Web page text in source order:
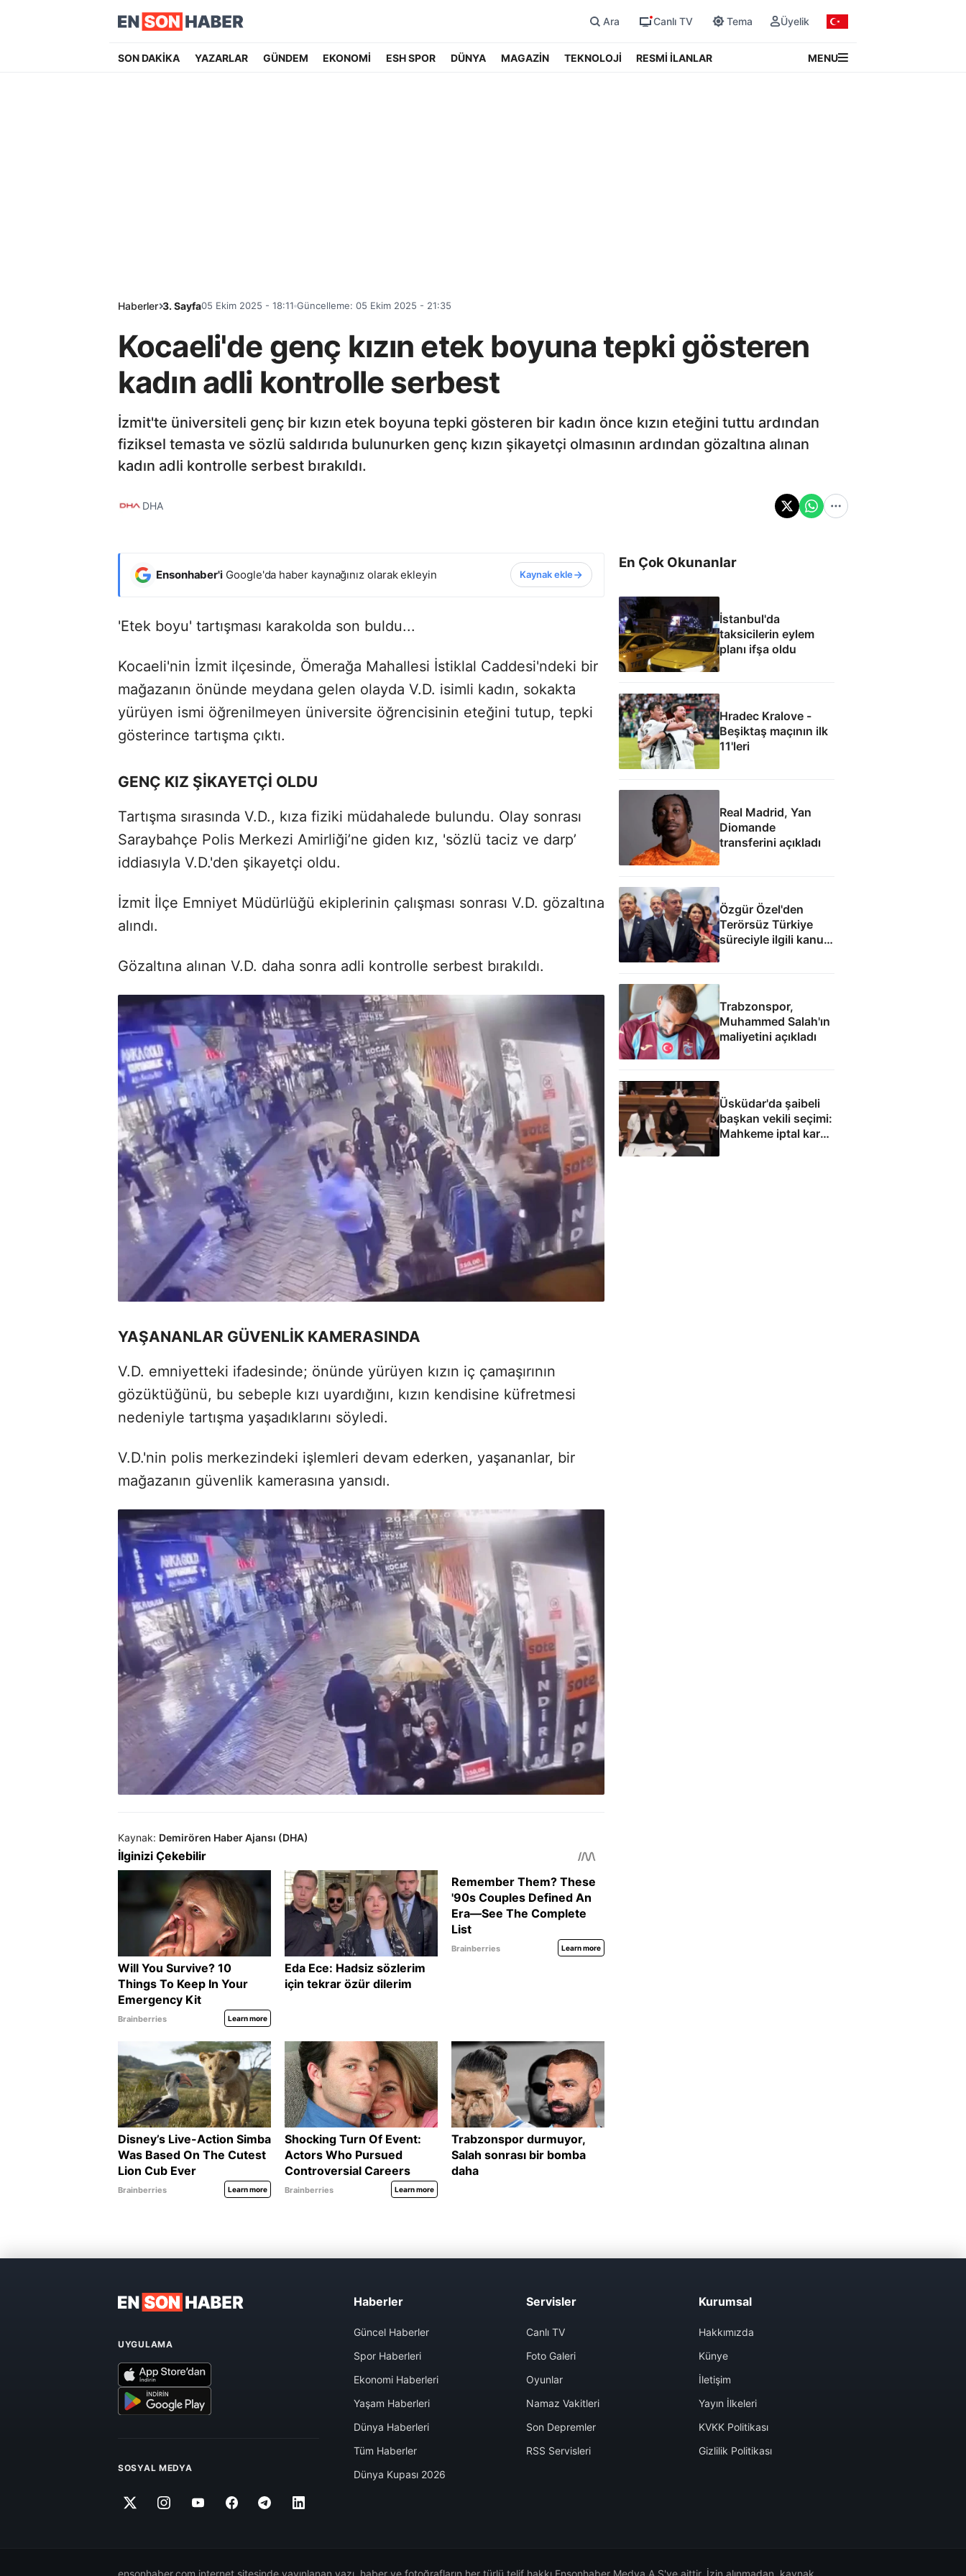
Ara Canlı TV Tema Üyelik
SON DAKİKA YAZARLAR GÜNDEM EKONOMİ ESH SPOR DÜNYA MAGAZİN TEKNOLOJİ RESMİ İLANLAR MENU
Haberler 3. Sayfa05 Ekim 2025 - 18:11 Güncelleme: 05 Ekim 2025 - 21:35
Kocaeli'de genç kızın etek boyuna tepki gösteren
kadın adli kontrolle serbest
İzmit'te üniversiteli genç bir kızın etek boyuna tepki gösteren bir kadın önce kızın eteğini tuttu ardından
fiziksel temasta ve sözlü saldırıda bulunurken genç kızın şikayetçi olmasının ardından gözaltına alınan
kadın adli kontrolle serbest bırakıldı.
DHA
Ensonhaber'i Google'da haber kaynağınız olarak ekleyin Kaynak ekle
'Etek boyu' tartışması karakolda son buldu...
Kocaeli'nin İzmit ilçesinde, Ömerağa Mahallesi İstiklal Caddesi'ndeki bir
mağazanın önünde meydana gelen olayda V.D. isimli kadın, sokakta
yürüyen ismi öğrenilmeyen üniversite öğrencisinin eteğini tutup, tepki
gösterince tartışma çıktı.
GENÇ KIZ ŞİKAYETÇİ OLDU
Tartışma sırasında V.D., kıza fiziki müdahalede bulundu. Olay sonrası
Saraybahçe Polis Merkezi Amirliği’ne giden kız, 'sözlü taciz ve darp’
iddiasıyla V.D.'den şikayetçi oldu.
İzmit İlçe Emniyet Müdürlüğü ekiplerinin çalışması sonrası V.D. gözaltına
alındı.
Gözaltına alınan V.D. daha sonra adli kontrolle serbest bırakıldı.
YAŞANANLAR GÜVENLİK KAMERASINDA
V.D. emniyetteki ifadesinde; önünde yürüyen kızın iç çamaşırının
gözüktüğünü, bu sebeple kızı uyardığını, kızın kendisine küfretmesi
nedeniyle tartışma yaşadıklarını söyledi.
V.D.'nin polis merkezindeki işlemleri devam ederken, yaşananlar, bir
mağazanın güvenlik kamerasına yansıdı.
Kaynak: Demirören Haber Ajansı (DHA)
En Çok Okunanlar
İstanbul'da
taksicilerin eylem
planı ifşa oldu
Hradec Kralove -
Beşiktaş maçının ilk
11'leri
Real Madrid, Yan
Diomande
transferini açıkladı
Özgür Özel'den
Terörsüz Türkiye
süreciyle ilgili kanun
teklifine: İmza atma
Trabzonspor,
Muhammed Salah'ın
maliyetini açıkladı
Üsküdar'da şaibeli
başkan vekili seçimi:
Mahkeme iptal kararı
UYGULAMA
SOSYAL MEDYA
Haberler
Güncel Haberler
Spor Haberleri
Ekonomi Haberleri
Yaşam Haberleri
Dünya Haberleri
Tüm Haberler
Dünya Kupası 2026
Servisler
Canlı TV
Foto Galeri
Oyunlar
Namaz Vakitleri
Son Depremler
RSS Servisleri
Kurumsal
Hakkımızda
Künye
İletişim
Yayın İlkeleri
KVKK Politikası
Gizlilik Politikası
ensonhaber.com internet sitesinde yayınlanan yazı, haber ve fotoğrafların her türlü telif hakkı Ensonhaber Medya A.Ş'ye aittir. İzin alınmadan, kaynak